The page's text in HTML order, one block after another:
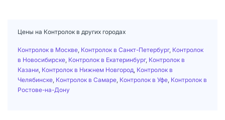
Цены на Контролок в других городах
Контролок в Москве Контролок в Санкт-Петербург, Контролок
в Новосибирске Контролок в Екатеринбург, Контролок в
Казани Контролок в Нижнем Новгород Контролок в
Челябинске Контролок в Самаре Контролок в Уфе Контролок в
Ростове-на-Дону